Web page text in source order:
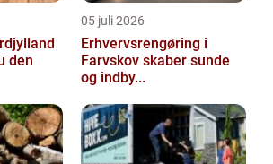
den
05 juli 2026
Erhvervsrengøring i
Farvskov skaber sunde
og indby...